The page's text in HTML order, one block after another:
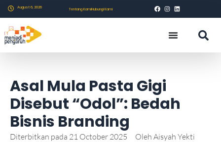
August 6, 2026 Tentang KamiHubungi Kami
Asal Mula Pasta Gigi
Disebut “Odol”: Bedah
Bisnis Branding
Diterbitkan pada 21 October 2025 Oleh Aisyah Yekti